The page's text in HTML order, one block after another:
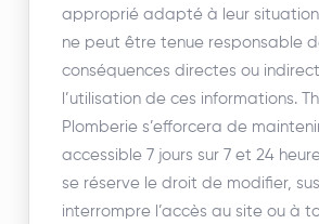
approprié adapté à leur
ne peut être tenue responsable
conséquences directes ou
l’utilisation de ces informations.
Plomberie s’efforcera de
accessible 7 jours sur 7 et 24
se réserve le droit de modifier,
interrompre l’accès au site ou à